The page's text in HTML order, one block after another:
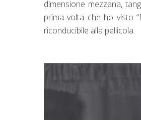
dimensione mezzana,
prima volta che ho visto
riconducibile alla pellicola.